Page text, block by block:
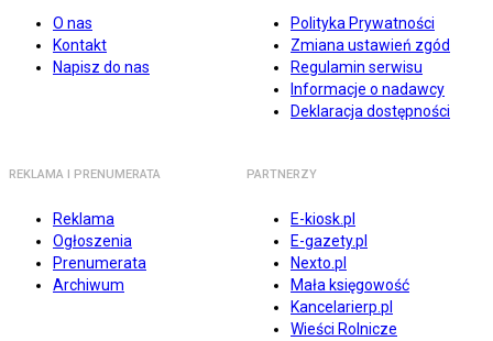
O nas
Kontakt
Napisz do nas
Polityka Prywatności
Zmiana ustawień zgód
Regulamin serwisu
Informacje o nadawcy
Deklaracja dostępności
REKLAMA I PRENUMERATA
Reklama
Ogłoszenia
Prenumerata
Archiwum
PARTNERZY
E-kiosk.pl
E-gazety.pl
Nexto.pl
Mała księgowość
Kancelarierp.pl
Wieści Rolnicze